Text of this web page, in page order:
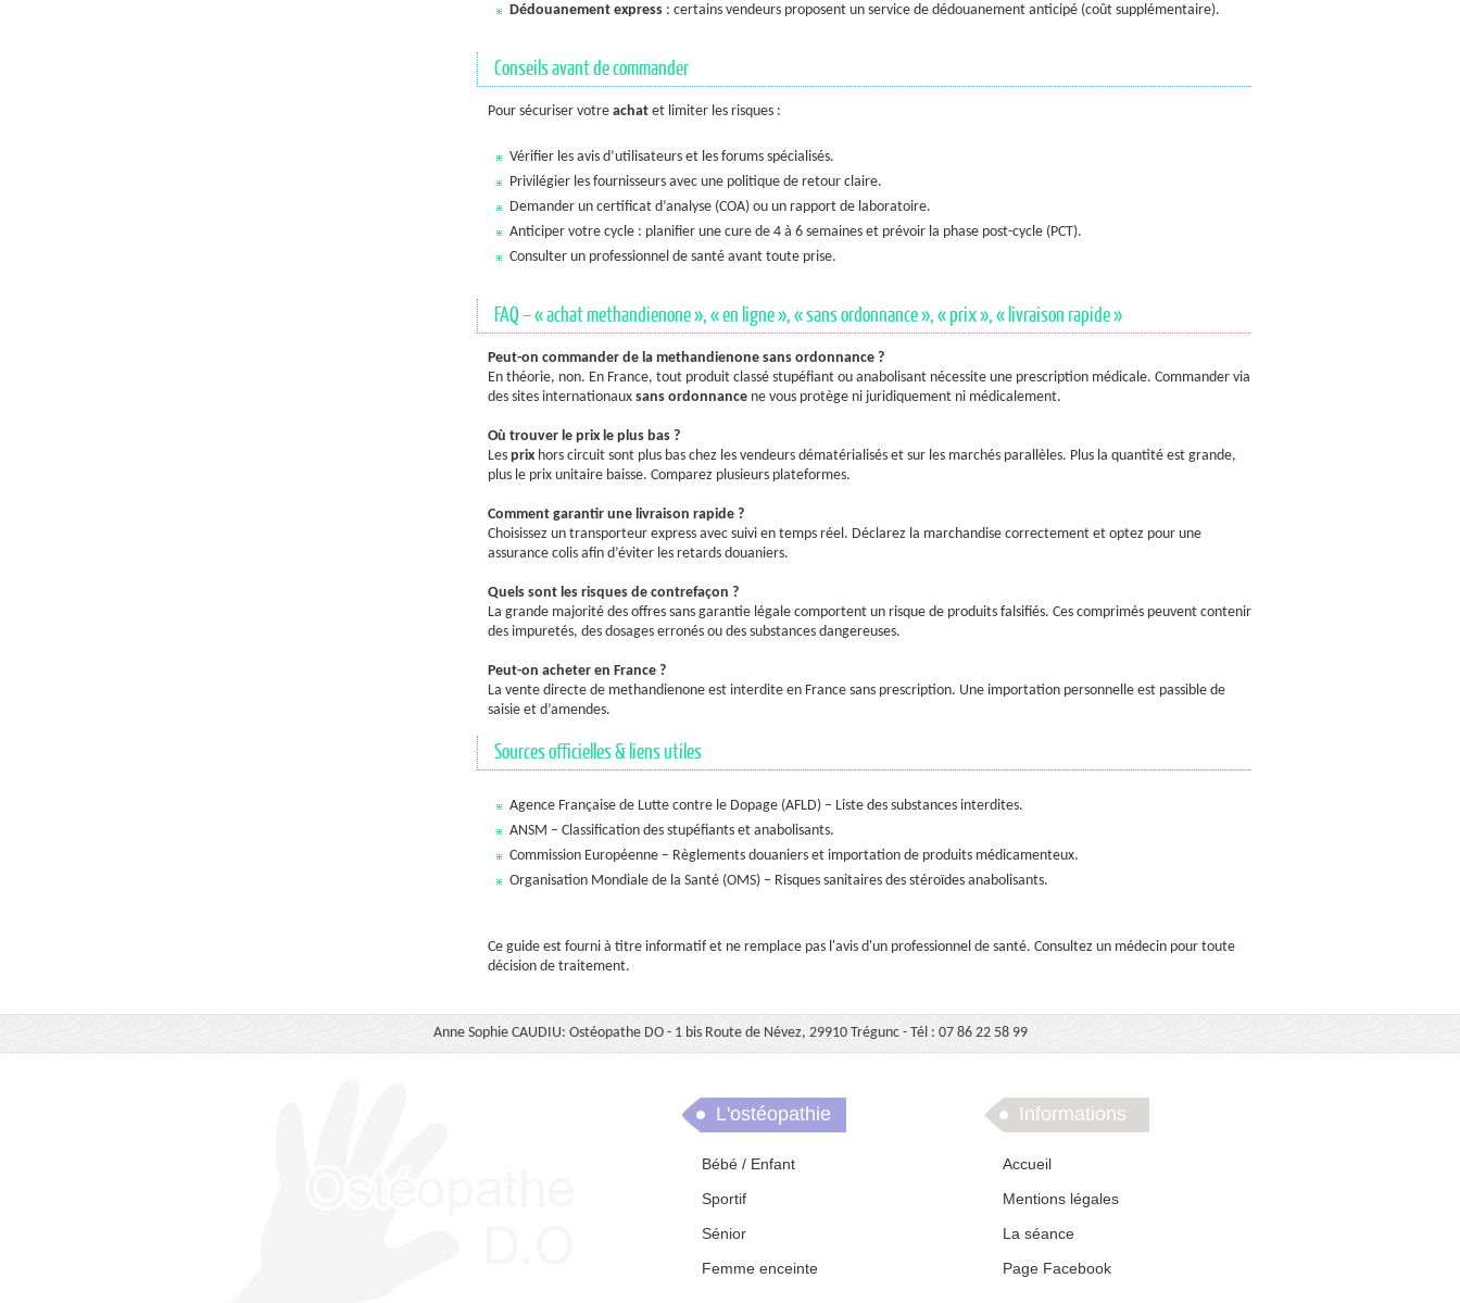
Dédouanement express : certains vendeurs proposent un service de dédouanement anticipé (coût supplémentaire).
Conseils avant de commander
Pour sécuriser votre achat et limiter les risques :
Vérifier les avis d’utilisateurs et les forums spécialisés.
Privilégier les fournisseurs avec une politique de retour claire.
Demander un certificat d’analyse (COA) ou un rapport de laboratoire.
Anticiper votre cycle : planifier une cure de 4 à 6 semaines et prévoir la phase post-cycle (PCT).
Consulter un professionnel de santé avant toute prise.
FAQ – « achat methandienone », « en ligne », « sans ordonnance », « prix », « livraison rapide »
Peut-on commander de la methandienone sans ordonnance ?
En théorie, non. En France, tout produit classé stupéfiant ou anabolisant nécessite une prescription médicale. Commander via
des sites internationaux sans ordonnance ne vous protège ni juridiquement ni médicalement.
Où trouver le prix le plus bas ?
Les prix hors circuit sont plus bas chez les vendeurs dématérialisés et sur les marchés parallèles. Plus la quantité est grande,
plus le prix unitaire baisse. Comparez plusieurs plateformes.
Comment garantir une livraison rapide ?
Choisissez un transporteur express avec suivi en temps réel. Déclarez la marchandise correctement et optez pour une
assurance colis afin d’éviter les retards douaniers.
Quels sont les risques de contrefaçon ?
La grande majorité des offres sans garantie légale comportent un risque de produits falsifiés. Ces comprimés peuvent contenir
des impuretés, des dosages erronés ou des substances dangereuses.
Peut-on acheter en France ?
La vente directe de methandienone est interdite en France sans prescription. Une importation personnelle est passible de
saisie et d’amendes.
Sources officielles & liens utiles
Agence Française de Lutte contre le Dopage (AFLD) – Liste des substances interdites.
ANSM – Classification des stupéfiants et anabolisants.
Commission Européenne – Règlements douaniers et importation de produits médicamenteux.
Organisation Mondiale de la Santé (OMS) – Risques sanitaires des stéroïdes anabolisants.
Ce guide est fourni à titre informatif et ne remplace pas l'avis d'un professionnel de santé. Consultez un médecin pour toute
décision de traitement.
Anne Sophie CAUDIU: Ostéopathe DO - 1 bis Route de Névez, 29910 Trégunc - Tél : 07 86 22 58 99
L'ostéopathie
Bébé / Enfant
Sportif
Sénior
Femme enceinte
Informations
Accueil
Mentions légales
La séance
Page Facebook